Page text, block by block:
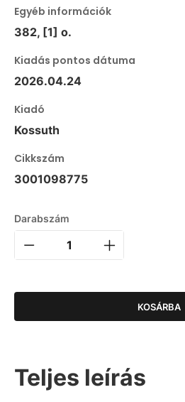
Egyéb információk
382, [1] o.
Kiadás pontos dátuma
2026.04.24
Kiadó
Kossuth
Cikkszám
3001098775
Darabszám
KOSÁRBA
Teljes leírás